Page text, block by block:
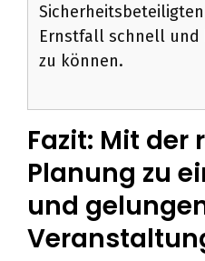
Ernstfall schnell
zu können.
Fazit: Mit der
Planung zu
und